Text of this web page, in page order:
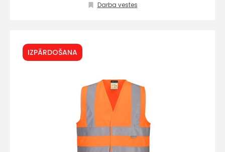
Darba vestes
IZPĀRDOŠANA